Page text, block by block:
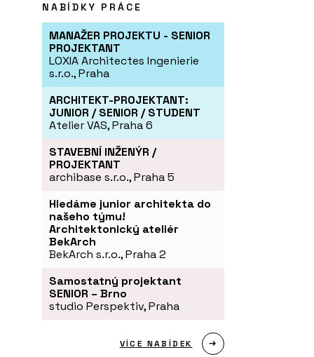
NABÍDKY PRÁCE
MANAŽER PROJEKTU - SENIOR
PROJEKTANT
LOXIA Architectes Ingenierie
s.r.o., Praha
ARCHITEKT-PROJEKTANT:
JUNIOR / SENIOR / STUDENT
Atelier VAS, Praha 6
STAVEBNÍ INŽENÝR /
PROJEKTANT
archibase s.r.o., Praha 5
Hledáme junior architekta do
našeho týmu!
Architektonický ateliér
BekArch
BekArch s.r.o., Praha 2
Samostatný projektant
SENIOR – Brno
studio Perspektiv, Praha
VÍCE NABÍDEK